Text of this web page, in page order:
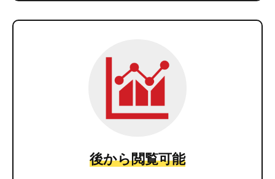
後から閲覧可能